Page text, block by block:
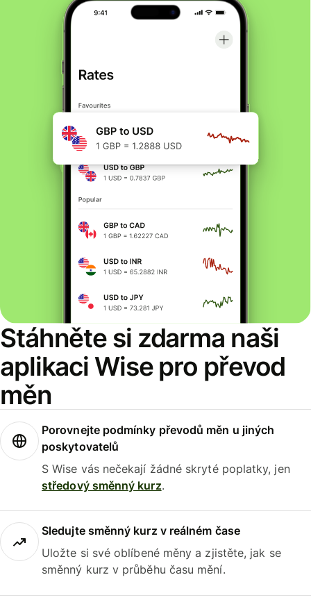
Stáhněte si zdarma naši
aplikaci Wise pro převod
měn
Porovnejte podmínky převodů měn u jiných
poskytovatelů
S Wise vás nečekají žádné skryté poplatky, jen
středový směnný kurz.
Sledujte směnný kurz v reálném čase
Uložte si své oblíbené měny a zjistěte, jak se
směnný kurz v průběhu času mění.